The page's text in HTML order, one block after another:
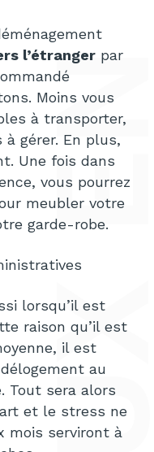
l’étranger par
Moins vous
à transporter,
gérer. En plus,
Une fois dans
vous pourrez
meubler votre
garde-robe.
lorsqu’il est
raison qu’il est
il est
au
Tout sera alors
et le stress ne
mois serviront à